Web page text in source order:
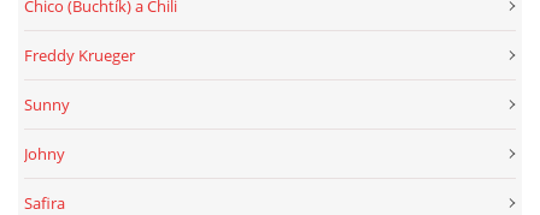
Chico (Buchtík) a Chili
Freddy Krueger
Sunny
Johny
Safira